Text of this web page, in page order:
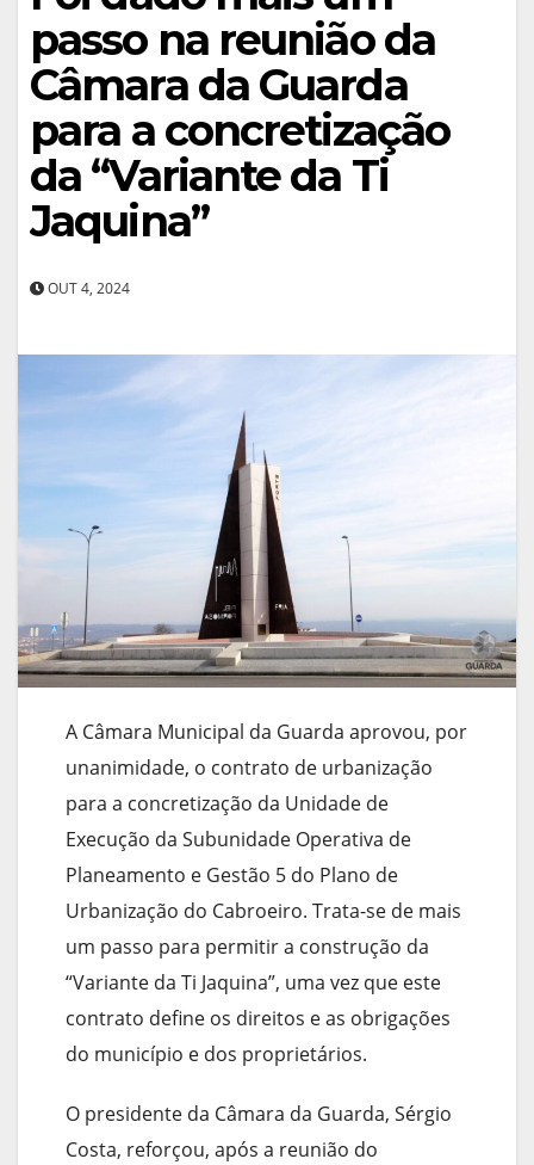
passo na reunião da
Câmara da Guarda
para a concretização
da “Variante da Ti
Jaquina”
OUT 4, 2024
A Câmara Municipal da Guarda aprovou, por
unanimidade, o contrato de urbanização
para a concretização da Unidade de
Execução da Subunidade Operativa de
Planeamento e Gestão 5 do Plano de
Urbanização do Cabroeiro. Trata-se de mais
um passo para permitir a construção da
“Variante da Ti Jaquina”, uma vez que este
contrato define os direitos e as obrigações
do município e dos proprietários.
O presidente da Câmara da Guarda, Sérgio
Costa, reforçou, após a reunião do